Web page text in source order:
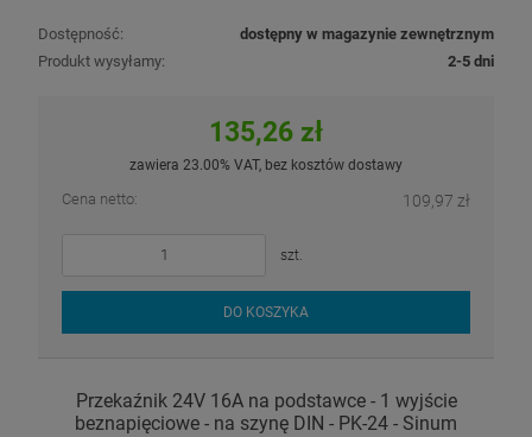
Dostępność:
dostępny w magazynie zewnętrznym
Produkt wysyłamy:
2-5 dni
135,26 zł
zawiera 23.00% VAT, bez kosztów dostawy
Cena netto: 109,97 zł
szt.
DO KOSZYKA
Przekaźnik 24V 16A na podstawce - 1 wyjście
beznapięciowe - na szynę DIN - PK-24 - Sinum